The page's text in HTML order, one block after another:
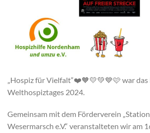
„Hospiz für Vielfalt“❤️🧡💛💚💙🩷 war
Welthospiztages 2024.
Gemeinsam mit dem Förderverein
Wesermarsch e.V.“ veranstalteten wir am